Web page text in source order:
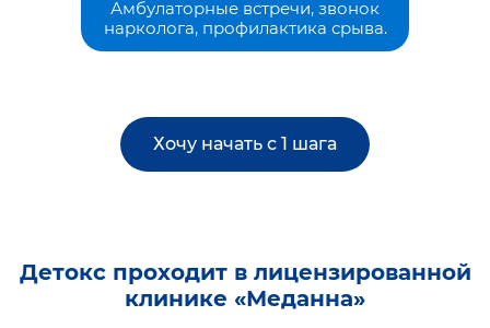
Амбулаторные встречи, звонок
нарколога, профилактика срыва.
Хочу начать с 1 шага
Детокс проходит в лицензированной
клинике «Меданна»